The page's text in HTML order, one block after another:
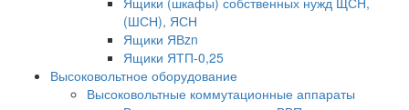
(ШСН), ЯСН
Ящики ЯВzn
Ящики ЯТП-0,25
Высоковольтное оборудование
Высоковольтные коммутационные аппараты